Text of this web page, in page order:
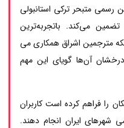
رسمی متبحر ترکی استانبولی
می‌کند. باتجربه‌ترین
مترجمین اشراق همکاری می
درخشان آن‌ها گویای این مهم
را فراهم کرده است کاربران
شهرهای ایران انجام دهند.